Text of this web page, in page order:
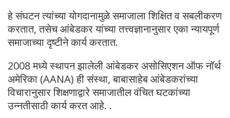
हे संघटन त्यांच्या योगदानामुळे समाजाला शिक्षित व सबलीकरण
करतात, तसेच आंबेडकर यांच्या तत्त्वज्ञानानुसार एका न्यायपूर्ण
समाजाच्या दृष्टीने कार्य करतात.
2008 मध्ये स्थापन झालेली आंबेडकर असोसिएशन ऑफ नॉर्थ
अमेरिका (AANA) ही संस्था, बाबासाहेब आंबेडकरांच्या
विचारानुसार शिक्षणाद्वारे समाजातील वंचित घटकांच्या
उन्नतीसाठी कार्य करत आहे. .